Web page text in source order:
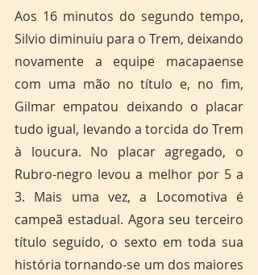
Aos 16 minutos do segundo tempo,
Silvio diminuiu para o Trem, deixando
novamente a equipe macapaense
com uma mão no título e, no fim,
Gilmar empatou deixando o placar
tudo igual, levando a torcida do Trem
à loucura. No placar agregado, o
Rubro-negro levou a melhor por 5 a
3. Mais uma vez, a Locomotiva é
campeã estadual. Agora seu terceiro
título seguido, o sexto em toda sua
história tornando-se um dos maiores